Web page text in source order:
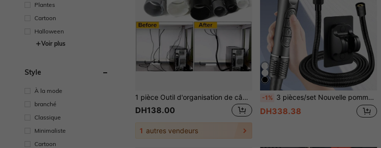
Plantes
Cartoon
Halloween
Voir plus
Style
À la mode
branché
Classique
Minimaliste
Cartoon
1 pièce Outil d'organisation de câbles de 16MMX3M avec pinces, couverture de protection de câble Ethernet de style ouvert résistante aux morsures pour la gestion des câbles de bureau ou sous le bureau
DH138.00
1 autres vendeurs
-1% 3 pièces/set Nouvelle pomme de douche de haute qualité à 4 réglages avec filtre, tuyau en acier inoxydable de 1,5 m, support mural en ABS sans perçage. Accessoires de salle de bain et outils de salle de bain
DH338.38